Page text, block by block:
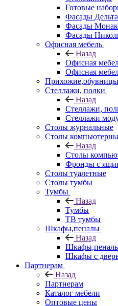
Готовые
Фасады Дельта
Фасады
Фасады
Офисная мебель
Назад
Офисная
Офисная
Прихожие,обувницы
Стеллажи, полки
Назад
Стеллажи,
Стеллажи
Столы журнальные
Столы
Назад
Столы
Фронды с
Столы туалетные
Столы тумбы
Тумбы
Назад
Тумбы
ТВ тумбы
Шкафы,пеналы
Назад
Шкафы с
Партнерам
Назад
Партнерам
Каталог мебели
Оптовые цены